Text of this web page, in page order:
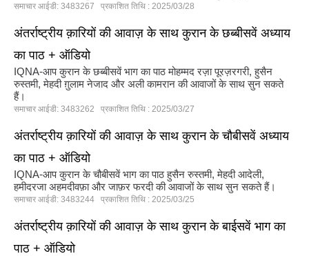
समाचार आईडी: 3483267 प्रकाशित तिथि : 2025/03/28
अंतर्राष्ट्रीय क़ारियों की आवाज़ के साथ कुरान के छब्बीसवें अध्याय
का पाठ + ऑडियो
IQNA-आप कुरान के छब्बीसवें भाग का पाठ मोहम्मद रज़ा पूरज़रगरी, हुसैन
रुस्तमी, मेहदी ग़ुलाम नेजाद और अली कामरान की आवाजों के साथ सुन सकते
हैं।
समाचार आईडी: 3483262 प्रकाशित तिथि : 2025/03/27
अंतर्राष्ट्रीय क़ारियों की आवाज़ के साथ कुरान के चौबीसवें अध्याय
का पाठ + ऑडियो
IQNA-आप कुरान के चौबीसवें भाग का पाठ हुसैन रुस्तमी, मेहदी आदेली,
हमीदरजा अहमदीवफ़ा और जाफ़र फरदी की आवाजों के साथ सुन सकते हैं।
समाचार आईडी: 3483244 प्रकाशित तिथि : 2025/03/25
अंतर्राष्ट्रीय क़ारियों की आवाज़ के साथ कुरान के बाईसवें भाग का
पाठ + ऑडियो